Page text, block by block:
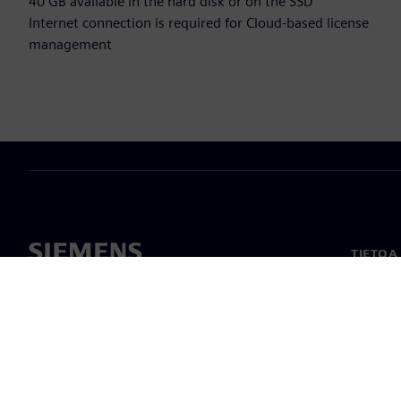
Internet connection is required for Cloud-based license
management
TIETOA